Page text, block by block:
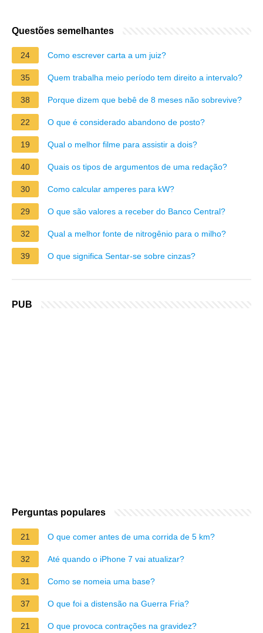
Questões semelhantes
24 Como escrever carta a um juiz?
35 Quem trabalha meio período tem direito a intervalo?
38 Porque dizem que bebê de 8 meses não sobrevive?
22 O que é considerado abandono de posto?
19 Qual o melhor filme para assistir a dois?
40 Quais os tipos de argumentos de uma redação?
30 Como calcular amperes para kW?
29 O que são valores a receber do Banco Central?
32 Qual a melhor fonte de nitrogênio para o milho?
39 O que significa Sentar-se sobre cinzas?
PUB
Perguntas populares
21 O que comer antes de uma corrida de 5 km?
32 Até quando o iPhone 7 vai atualizar?
31 Como se nomeia uma base?
37 O que foi a distensão na Guerra Fria?
21 O que provoca contrações na gravidez?